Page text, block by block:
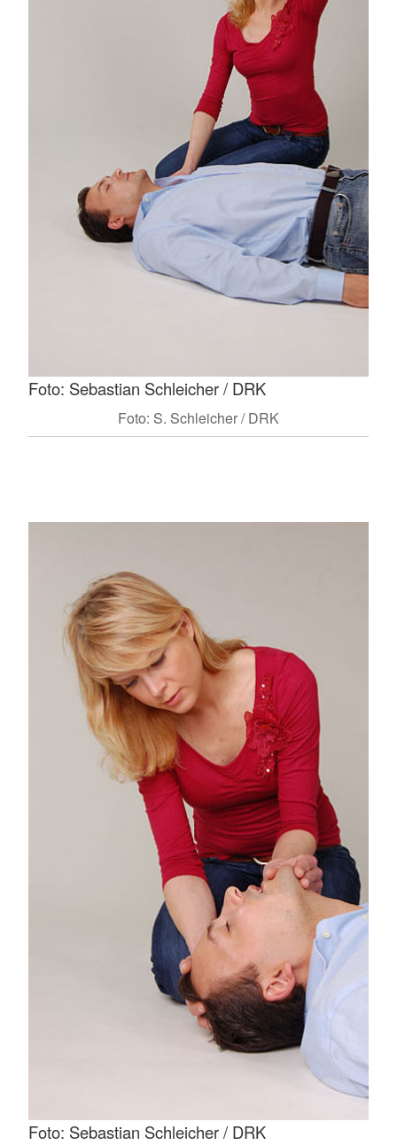
Foto: Sebastian Schleicher / DRK
Foto: S. Schleicher / DRK
Foto: Sebastian Schleicher / DRK